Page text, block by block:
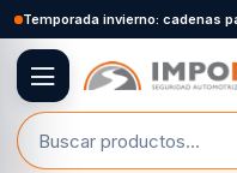
Skip to navigation
Skip to content
Temporada invierno: cadenas
Buscar por: